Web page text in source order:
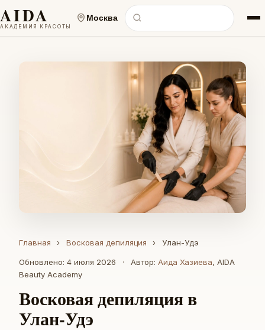
AIDA
АКАДЕМИЯ КРАСОТЫ
Москва
Главная › Восковая депиляция › Улан-Удэ
Обновлено: 4 июля 2026 · Автор:Аида Хазиева, AIDA
Beauty Academy
Восковая депиляция в
Улан-Удэ